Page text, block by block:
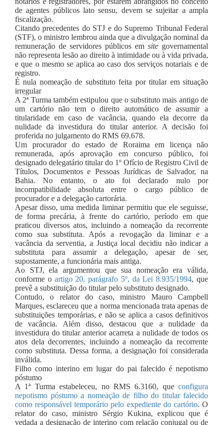
de agentes públicos lato sensu, devem se sujeitar a ampla
fiscalização.
Citando precedentes do STJ e do Supremo Tribunal Federal
(STF), o ministro lembrou ainda que a divulgação nominal da
remuneração de servidores públicos em site governamental
não representa lesão ao direito à intimidade ou à vida privada,
e que o mesmo se aplica ao caso dos serviços notariais e de
registro.
É nula nomeação de substituto feita por titular em situação
irregular
A 2ª Turma também estipulou que o substituto mais antigo de
um cartório não tem o direito automático de assumir a
titularidade em caso de vacância, quando ela decorre da
nulidade da investidura do titular anterior. A decisão foi
proferida no julgamento do RMS 69.678.
Um procurador do estado de Roraima em licença não
remunerada, após aprovação em concurso público, foi
designado delegatário titular do 1º Ofício de Registro Civil de
Títulos, Documentos e Pessoas Jurídicas de Salvador, na
Bahia. No entanto, o ato foi declarado nulo por
incompatibilidade absoluta entre o cargo público de
procurador e a delegação cartorária.
Apesar disso, uma medida liminar permitiu que ele seguisse,
de forma precária, à frente do cartório, período em que
praticou diversos atos, incluindo a nomeação da recorrente
como sua substituta. Após a revogação da liminar e a
vacância da serventia, a Justiça local decidiu não indicar a
substituta para assumir a delegação, apesar de ser,
supostamente, a funcionária mais antiga.
Ao STJ, ela argumentou que sua nomeação era válida,
conforme o artigo 20, parágrafo 5º, da Lei 8.935/1994, que
prevê a substituição do titular pelo substituto designado.
Contudo, o relator do caso, ministro Mauro Campbell
Marques, esclareceu que a norma mencionada trata apenas de
substituições temporárias, e não se aplica a casos definitivos
de vacância. Além disso, destacou que a nulidade da
investidura do titular anterior acarreta a nulidade de todos os
atos dela decorrentes, incluindo a nomeação da recorrente
como substituta. Dessa forma, a designação foi considerada
inválida.
Filho como interino em lugar do pai falecido é nepotismo
póstumo
A 1ª Turma estabeleceu, no RMS 6.3160, que configura
nepotismo póstumo a nomeação de filho do titular falecido
como responsável temporário pelo expediente do cartório. O
relator do caso, ministro Sérgio Kukina, explicou que é
vedada a designação de interino com relação conjugal ou de